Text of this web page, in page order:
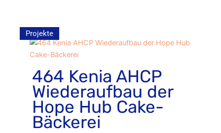
Projekte
464 Kenia AHCP
Wiederaufbau der
Hope Hub Cake-
Bäckerei